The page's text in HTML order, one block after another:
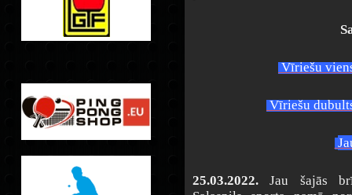
Vīriešu
Vīriešu
25.03.2022. Jau šajās